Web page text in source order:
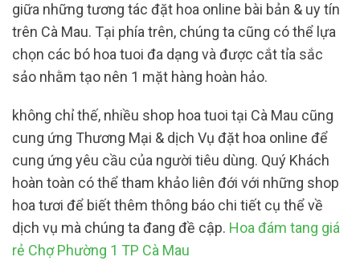
giữa những tương tác đặt hoa online bài bản & uy tín
trên Cà Mau. Tại phía trên, chúng ta cũng có thể lựa
chọn các bó hoa tuoi đa dạng và được cắt tỉa sắc
sảo nhằm tạo nên 1 mặt hàng hoàn hảo.
không chỉ thế, nhiều shop hoa tuoi tại Cà Mau cũng
cung ứng Thương Mại & dịch Vụ đặt hoa online để
cung ứng yêu cầu của người tiêu dùng. Quý Khách
hoàn toàn có thể tham khảo liên đới với những shop
hoa tươi để biết thêm thông báo chi tiết cụ thể về
dịch vụ mà chúng ta đang đề cập. Hoa đám tang giá
rẻ Chợ Phường 1 TP Cà Mau